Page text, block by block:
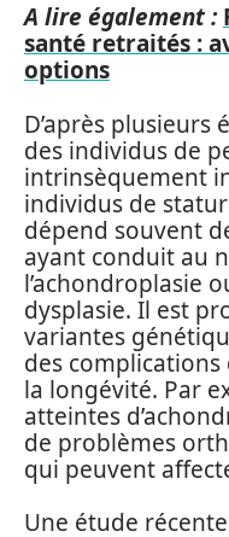
A lire également :
santé retraités :
options
D’après plusieurs
des individus de
intrinsèquement
individus de
dépend souvent
ayant conduit au
l’achondroplasie
dysplasie. Il est
variantes
des
la longévité. Par
atteintes
de problèmes
qui peuvent
Une étude